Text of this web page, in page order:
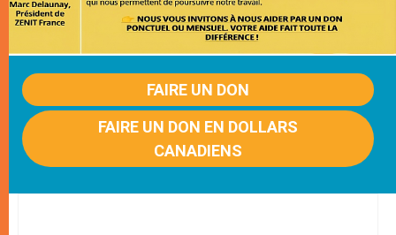
FAIRE UN DON
FAIRE UN DON EN DOLLARS
CANADIENS